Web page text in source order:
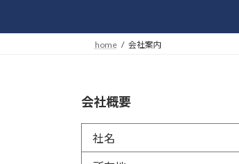
home 会社案内
会社概要
社名